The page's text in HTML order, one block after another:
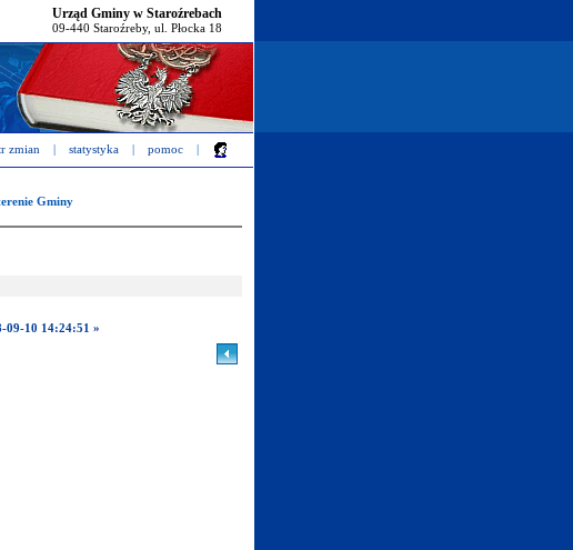
Urząd Gminy w Staroźrebach
09-440 Staroźreby, ul. Płocka 18
zmian statystyka pomoc
Gminy
09-10 14:24:51 »